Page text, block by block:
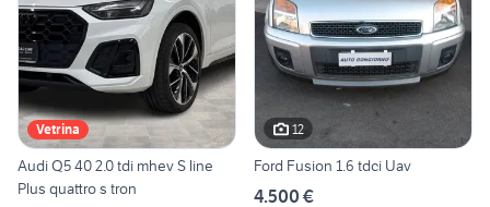
Vetrina
Audi Q5 40 2.0 tdi mhev S line
Plus quattro s tron
12
Ford Fusion 1.6 tdci Uav
4.500 €